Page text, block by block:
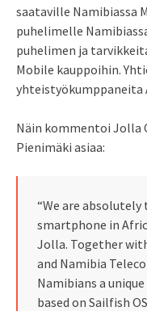
saataville Namibiassa
puhelimelle
puhelimen ja
Mobile kauppoihin.
yhteistyökumppaneita
Näin kommentoi Jolla
Pienimäki asiaa:
“We are
smartphone in
Jolla. Together
and Namibia
Namibians a
based on Sailfish